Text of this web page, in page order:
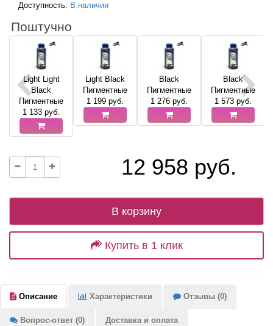
Доступность: В наличии
Поштучно
Light Light
Black
Пигментные
1 133 руб.
Light Black
Пигментные
1 199 руб.
Black
Пигментные
1 276 руб.
Black
Пигментные
1 573 руб.
12 958 руб.
В корзину
Купить в 1 клик
Описание Характеристики Отзывы (0)
Вопрос-ответ (0) Доставка и оплата